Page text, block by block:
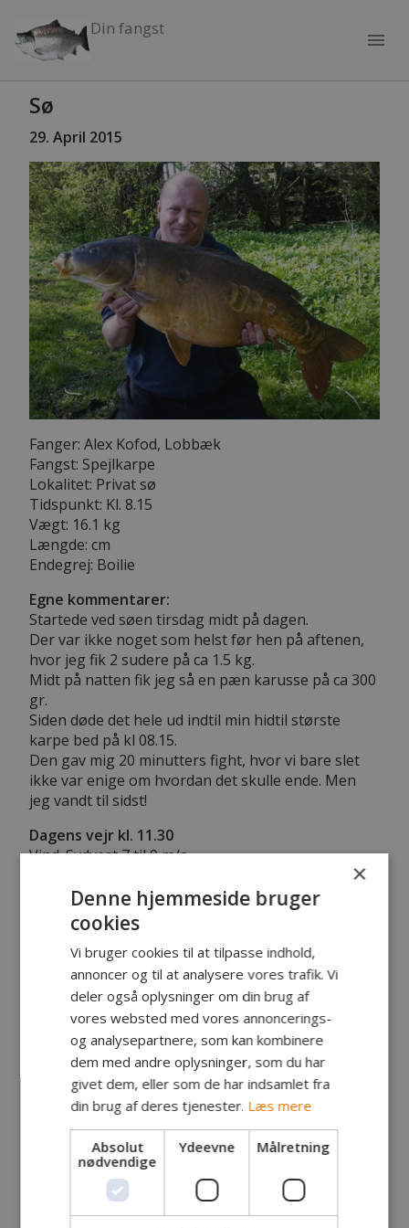
Din fangst
menu
Sø
29. April 2015
Fanger: Alex Kofod, Lobbæk
Fangst: Spejlkarpe
Lokalitet: Privat sø
Tidspunkt: Kl. 8.15
Vægt: 16.1 kg
Længde: cm
Endegrej: Boilie
Egne kommentarer:
Startede ved søen tirsdag midt på dagen.
Der var ikke noget som helst før hen på aftenen,
hvor jeg fik 2 sudere på ca 1.5 kg.
Midt på natten fik jeg så en pæn karusse på ca 300
gr.
Siden døde det hele ud indtil min hidtil største
karpe bed på kl 08.15.
Den gav mig 20 minutters fight, hvor vi bare slet
ikke var enige om hvordan det skulle ende. Men
jeg vandt til sidst!
Dagens vejr kl. 11.30
Vind. Sydvest 7 til 9 m/s
1018.0 til 1018.8 hpa
Kyst
8. Juni 2009
×
Denne hjemmeside bruger
cookies
Vi bruger cookies til at tilpasse indhold,
annoncer og til at analysere vores trafik. Vi
deler også oplysninger om din brug af
vores websted med vores annoncerings-
og analysepartnere, som kan kombinere
dem med andre oplysninger, som du har
givet dem, eller som de har indsamlet fra
din brug af deres tjenester. Læs mere
Absolut
nødvendige
Ydeevne Målretning